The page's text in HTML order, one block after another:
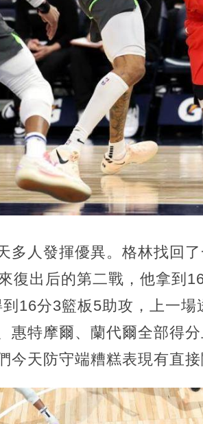
多人發揮優異。格林找回
復出后的第二戰，他拿到
16分3籃板5助攻，上一
惠特摩爾、蘭代爾全部得
今天防守端糟糕表現有直接